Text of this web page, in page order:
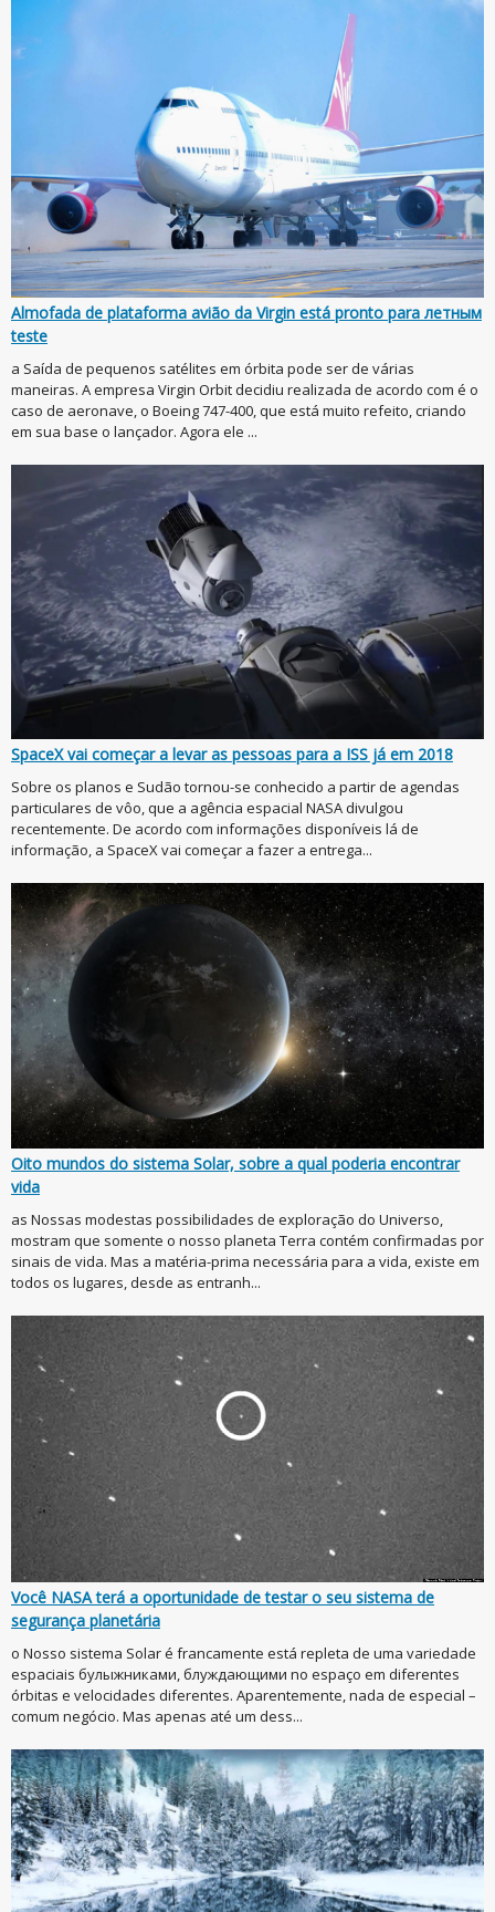
Almofada de plataforma avião da Virgin está pronto para летным
teste
a Saída de pequenos satélites em órbita pode ser de várias
maneiras. A empresa Virgin Orbit decidiu realizada de acordo com é o
caso de aeronave, o Boeing 747-400, que está muito refeito, criando
em sua base o lançador. Agora ele ...
SpaceX vai começar a levar as pessoas para a ISS já em 2018
Sobre os planos e Sudão tornou-se conhecido a partir de agendas
particulares de vôo, que a agência espacial NASA divulgou
recentemente. De acordo com informações disponíveis lá de
informação, a SpaceX vai começar a fazer a entrega...
Oito mundos do sistema Solar, sobre a qual poderia encontrar
vida
as Nossas modestas possibilidades de exploração do Universo,
mostram que somente o nosso planeta Terra contém confirmadas por
sinais de vida. Mas a matéria-prima necessária para a vida, existe em
todos os lugares, desde as entranh...
Você NASA terá a oportunidade de testar o seu sistema de
segurança planetária
o Nosso sistema Solar é francamente está repleta de uma variedade
espaciais булыжниками, блуждающими no espaço em diferentes
órbitas e velocidades diferentes. Aparentemente, nada de especial –
comum negócio. Mas apenas até um dess...